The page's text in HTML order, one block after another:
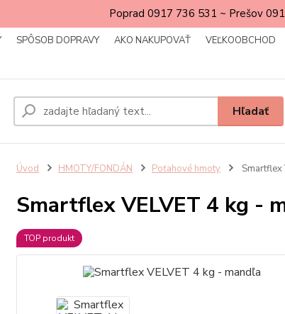
Poprad 0917 736 531 ~ Prešov
SPÔSOB DOPRAVY AKO NAKUPOVAŤ
VEĽKOOBCHOD
Hľadať
Úvod HMOTY/FONDÁN Poťahové hmoty Smartflex
Smartflex VELVET 4 kg -
TOP produkt